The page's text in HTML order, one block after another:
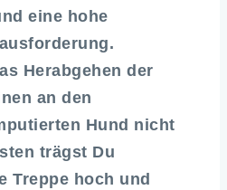
eine hohe
Herabgehen der
an den
Hund nicht
trägst Du
Treppe hoch und